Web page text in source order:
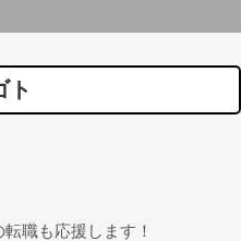
ト
職も応援します！